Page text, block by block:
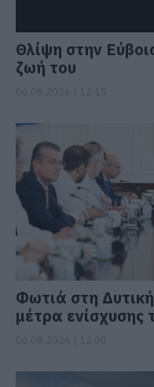
Θλίψη στην
ζωή του
Φωτιά στη
μέτρα